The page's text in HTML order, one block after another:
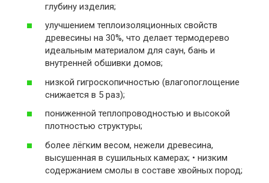
глубину изделия;
улучшением теплоизоляционных свойств
древесины на 30%, что делает термодерево
идеальным материалом для саун, бань и
внутренней обшивки домов;
низкой гигроскопичностью (влагопоглощение
снижается в 5 раз);
пониженной теплопроводностью и высокой
плотностью структуры;
более лёгким весом, нежели древесина,
высушенная в сушильных камерах; • низким
содержанием смолы в составе хвойных пород;